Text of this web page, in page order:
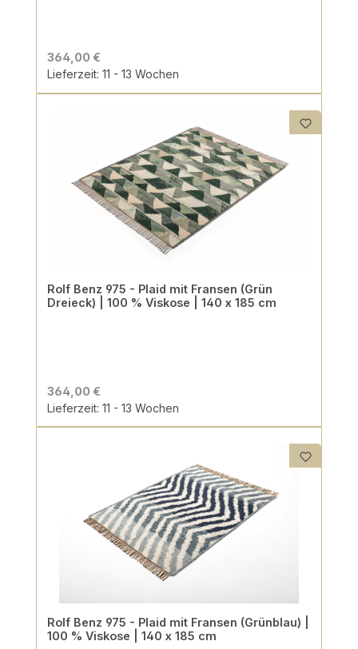
364,00 €
Lieferzeit: 11 - 13 Wochen
Rolf Benz 975 - Plaid mit Fransen (Grün
Dreieck) | 100 % Viskose | 140 x 185 cm
364,00 €
Lieferzeit: 11 - 13 Wochen
Rolf Benz 975 - Plaid mit Fransen (Grünblau) |
100 % Viskose | 140 x 185 cm